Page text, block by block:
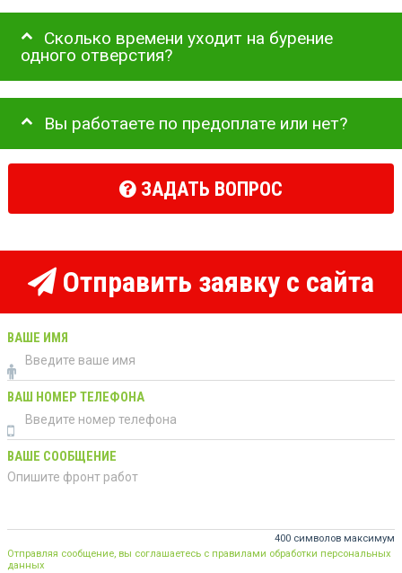
Сколько времени уходит на бурение
одного отверстия?
Вы работаете по предоплате или нет?
ЗАДАТЬ ВОПРОС
Отправить заявку с сайта
ВАШЕ ИМЯ
ВАШ НОМЕР ТЕЛЕФОНА
ВАШЕ СООБЩЕНИЕ
400 символов максимум
Отправляя сообщение, вы соглашаетесь с правилами обработки персональных
данных